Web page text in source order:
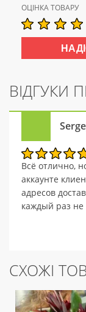
ОЦІНКА ТОВАРУ
ВІДГУКИ
Всё отлично,
аккаунте
адресов
каждый раз не
СХОЖІ